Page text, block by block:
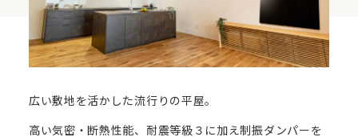
広い敷地を活かした流行りの平屋。
高い気密・断熱性能、耐震等級３に加え制振ダンパーを